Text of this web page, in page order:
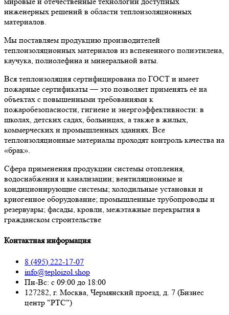
инженерных решений в области теплоизоляционных
материалов.
Мы поставляем продукцию производителей
теплоизоляционных материалов из вспененного полиэтилена,
каучука, полиолефина и минеральной ваты.
Вся теплоизоляция сертифицирована по ГОСТ и имеет
пожарные сертификаты — это позволяет применять её на
объектах с повышенными требованиями к
пожаробезопасности, гигиене и энергоэффективности: в
школах, детских садах, больницах, а также в жилых,
коммерческих и промышленных зданиях. Все
теплоизоляционные материалы проходят контроль качества на
«брак».
Сфера применения продукции системы отопления,
водоснабжения и канализации; вентиляционные и
кондиционирующие системы; холодильные установки и
криогенное оборудование; промышленные трубопроводы и
резервуары; фасады, кровли, межэтажные перекрытия в
гражданском строительстве
Контактная информация
8 (495) 222-17-07
info@teploizol.shop
Пн-Вс: с 09:00 до 18:00
127282, г. Москва, Чермянский проезд, д. 7 (Бизнес
центр "РТС")